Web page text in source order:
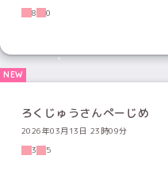
8
0
ろくじゅうさんぺーじめ
2026年03月13日 23時09分
3
5